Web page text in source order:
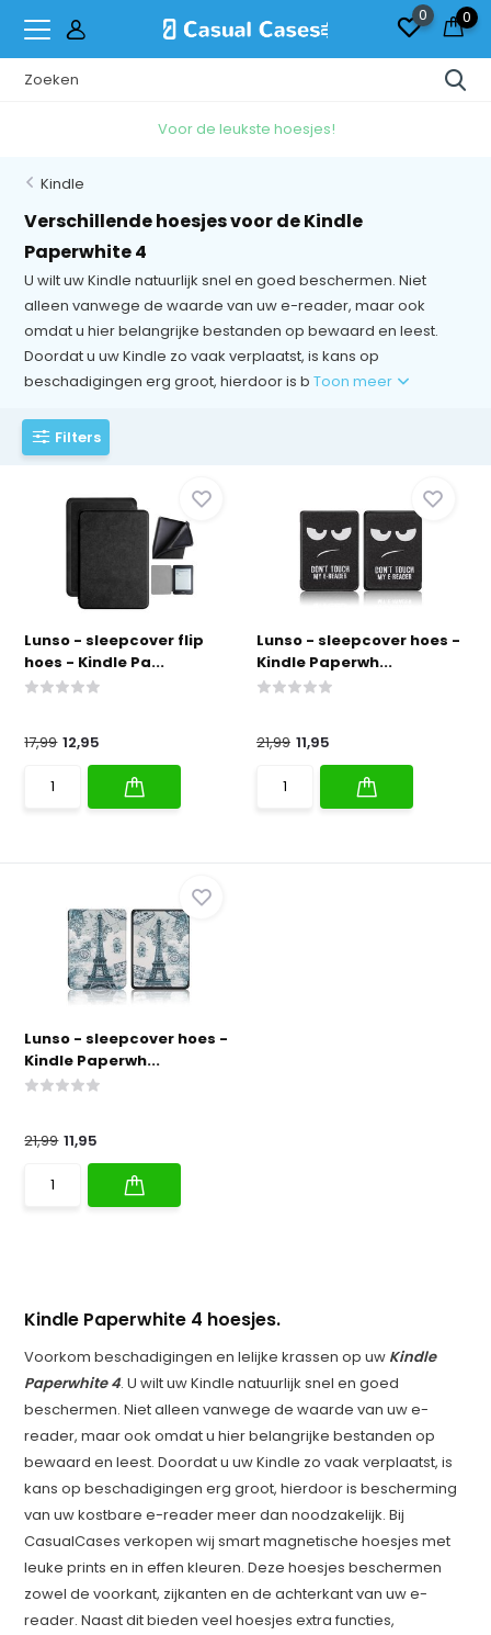
0 0
Voor de leukste hoesjes!
Kindle
Verschillende hoesjes voor de Kindle
Paperwhite 4
U wilt uw Kindle natuurlijk snel en goed beschermen. Niet
alleen vanwege de waarde van uw e-reader, maar ook
omdat u hier belangrijke bestanden op bewaard en leest.
Doordat u uw Kindle zo vaak verplaatst, is kans op
beschadigingen erg groot, hierdoor is bToon meer
Filters
Lunso - sleepcover flip
hoes - Kindle Pa...
17,99 12,95
Lunso - sleepcover hoes -
Kindle Paperwh...
21,99 11,95
Lunso - sleepcover hoes -
Kindle Paperwh...
21,99 11,95
Kindle Paperwhite 4 hoesjes.
Voorkom beschadigingen en lelijke krassen op uw Kindle
Paperwhite 4. U wilt uw Kindle natuurlijk snel en goed
beschermen. Niet alleen vanwege de waarde van uw e-
reader, maar ook omdat u hier belangrijke bestanden op
bewaard en leest. Doordat u uw Kindle zo vaak verplaatst, is
kans op beschadigingen erg groot, hierdoor is bescherming
van uw kostbare e-reader meer dan noodzakelijk. Bij
CasualCases verkopen wij smart magnetische hoesjes met
leuke prints en in effen kleuren. Deze hoesjes beschermen
zowel de voorkant, zijkanten en de achterkant van uw e-
reader. Naast dit bieden veel hoesjes extra functies,